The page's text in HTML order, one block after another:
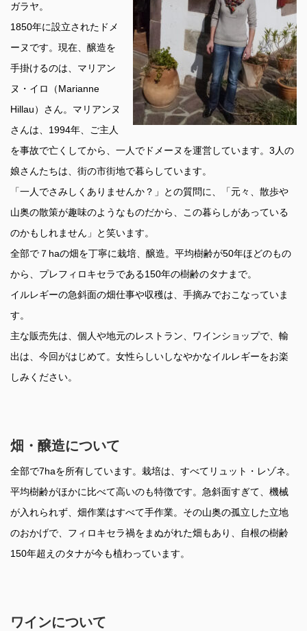
ガラヤ。
1850年に設立されたドメ
ーヌです。現在、醸造を
手掛けるのは、マリアン
ヌ・イロ（Marianne
Hillau）さん。マリアンヌ
さんは、1994年、ご主人
を事故で亡くしてから、一人でドメーヌを運営しています。3人の
娘さんたちは、街の市街地で暮らしています。
「一人でさみしくありませんか？」との質問に、「元々、散歩や
山奥の散策が趣味のようなものだから、この暮らしがあっている
のかもしれません」と笑います。
全部で７haの畑を丁寧に栽培、醸造。平均樹齢が50年ほどのもの
から、プレフィロキセラである150年の樹齢のタナまで。
イルレギーの急斜面の畑仕事や収穫は、手摘みでおこなっていま
す。
主な販売先は、個人や地元のレストラン、ワインショップで、輸
出は、今回がはじめて。女性らしいしなやかなイルレギーをお楽
しみください。
畑・醸造について
全部で7haを所有しています。栽培は、すべてリュット・レゾネ。
平均樹齢がほかに比べて高いのも特徴です。急斜面すぎて、機械
が入れられず、畑作業はすべて手作業。その山奥の孤立した立地
のおかげで、フィロキセラ禍をまぬがれた畑もあり、自根の樹齢
150年超えのタナが今も植わっています。
ワインについて